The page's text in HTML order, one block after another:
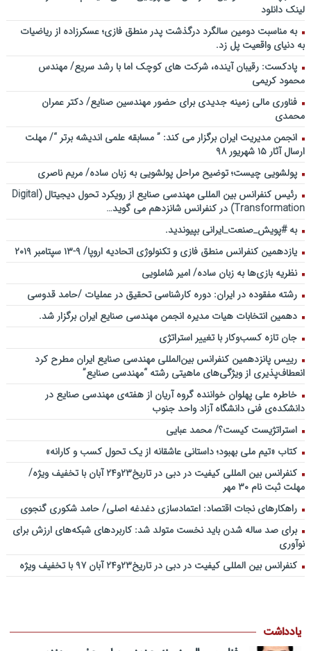
لینک دانلود
به مناسبت دومین سالگرد درگذشت پدر منطق فازی؛ عسکرزاده از ریاضیات
به دنیای واقعیت پل زد.
پادکست: رقیبان آینده، شرکت های کوچک اما با رشد سریع/ مهندس
محمود کریمی
فناوری مالی زمینه جدیدی برای حضور مهندسین صنایع/ دکتر عمران
محمدی
انجمن مدیریت ایران برگزار می کند: ” مسابقه علمی اندیشه برتر “/ مهلت
ارسال آثار ۱۵ شهریور ۹۸
پولشویی چیست؛ توضیح مراحل پولشویی به زبان ساده/ مریم ناصری
رئیس کنفرانس بین المللی مهندسی صنایع از رویکرد تحول دیجیتال (Digital
Transformation) در کنفرانس شانزدهم می گوید…
به #پویش_صنعت_ایرانی بپیوندید.
یازدهمین کنفرانس منطق فازی و تکنولوژی اتحادیه اروپا/ ۹-۱۳ سپتامبر ۲۰۱۹
نظریه بازی‌ها به زبان ساده/ امیر شاملویی
رشته مفقوده در ایران: دوره کارشناسی تحقیق در عملیات /حامد قدوسی
دهمین انتخابات هیات مدیره انجمن مهندسی صنایع ایران برگزار شد.
جان تازه کسب‌وکار با تغییر استراتژی
رییس پانزدهمین کنفرانس بین‌المللی مهندسی صنایع ایران مطرح کرد
انعطاف‌پذیری از ویژگی‌های ماهیتی رشته “مهندسی صنایع”
خاطره علی پهلوان خواننده گروه آریان از هفته‌ی مهندسی صنایع در
دانشکده‌ی فنی دانشگاه آزاد واحد جنوب
استراتژیست کیست؟‬/ محمد عبایی
کتاب «تیم ملی بهبود؛ داستانی عاشقانه از یک تحول کسب و کارانه»
کنفرانس بین المللی کیفیت در دبی در تاریخ۲۳و۲۴ آبان با تخفیف ویژه/
مهلت ثبت نام ۳۰ مهر
راهکارهای نجات اقتصاد: اعتمادسازی دغدغه اصلی/ حامد شکوری گنجوی
برای صد ساله شدن باید نخست متولد شد: کاربردهای شبکه‌های ارزش برای
نوآوری
کنفرانس بین المللی کیفیت در دبی در تاریخ۲۳و۲۴ آبان ۹۷ با تخفیف ویژه
یادداشت